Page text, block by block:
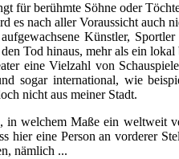
für berühmte Söhne oder
es nach aller Voraussicht auch
Künstler,
Tod hinaus, mehr als ein
eine Vielzahl von
sogar international, wie
nicht aus meiner Stadt.
welchem Maße ein weltweit
hier eine Person an vorderer
nämlich ...